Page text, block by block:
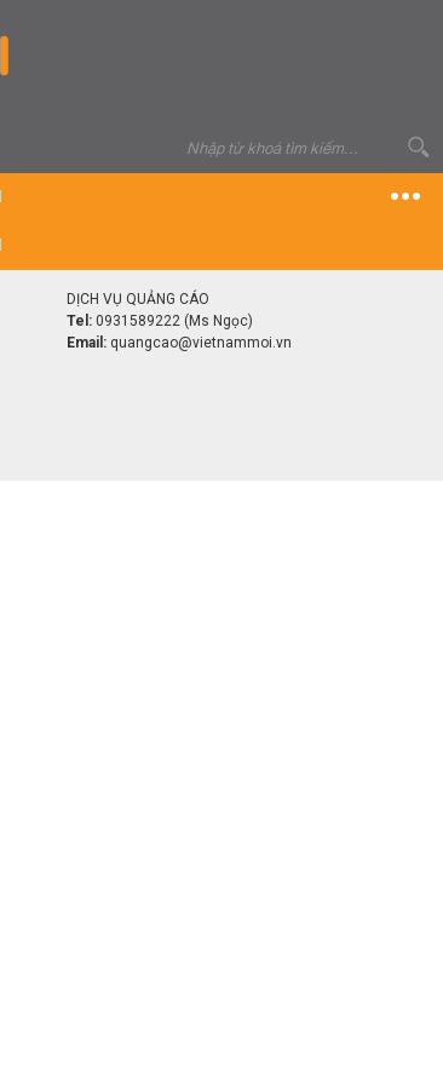
DỊCH VỤ QUẢNG CÁO
Tel: 0931589222 (Ms Ngọc)
Email: quangcao@vietnammoi.vn